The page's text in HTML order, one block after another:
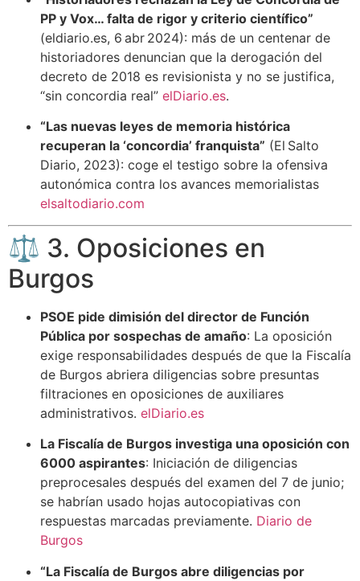
PP y Vox… falta de rigor y criterio científico”
(eldiario.es, 6 abr 2024): más de un centenar de
historiadores denuncian que la derogación del
decreto de 2018 es revisionista y no se justifica,
“sin concordia real” elDiario.es.
“Las nuevas leyes de memoria histórica
recuperan la ‘concordia’ franquista” (El Salto
Diario, 2023): coge el testigo sobre la ofensiva
autonómica contra los avances memorialistas
elsaltodiario.com
⚖️ 3. Oposiciones en
Burgos
PSOE pide dimisión del director de Función
Pública por sospechas de amaño: La oposición
exige responsabilidades después de que la Fiscalía
de Burgos abriera diligencias sobre presuntas
filtraciones en oposiciones de auxiliares
administrativos. elDiario.es
La Fiscalía de Burgos investiga una oposición con
6000 aspirantes: Iniciación de diligencias
preprocesales después del examen del 7 de junio;
se habrían usado hojas autocopiativas con
respuestas marcadas previamente. Diario de
Burgos
“La Fiscalía de Burgos abre diligencias por